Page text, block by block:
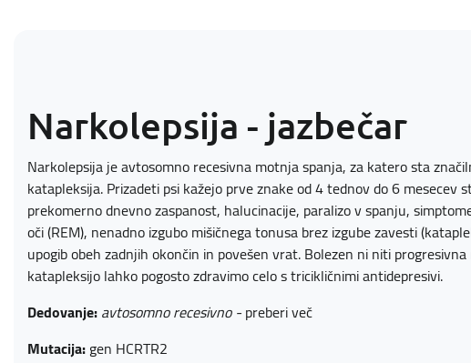
Narkolepsija - jazbečar
Narkolepsija je avtosomno recesivna motnja spanja, za katero sta
katapleksija. Prizadeti psi kažejo prve znake od 4 tednov do 6 mesecev
prekomerno dnevno zaspanost, halucinacije, paralizo v spanju,
oči (REM), nenadno izgubo mišičnega tonusa brez izgube zavesti
upogib obeh zadnjih okončin in povešen vrat. Bolezen ni niti
katapleksijo lahko pogosto zdravimo celo s tricikličnimi antidepresivi.
Dedovanje:avtosomno recesivno -preberi več
Mutacija:gen HCRTR2